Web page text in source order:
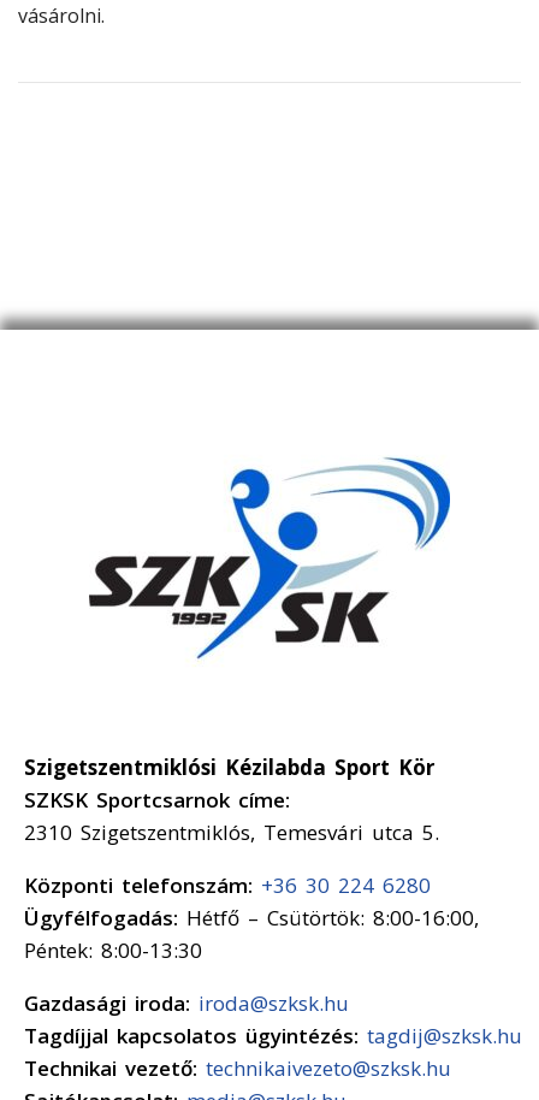
vásárolni.
Szigetszentmiklósi Kézilabda Sport Kör
SZKSK Sportcsarnok címe:
2310 Szigetszentmiklós, Temesvári utca 5.
Központi telefonszám: +36 30 224 6280
Ügyfélfogadás: Hétfő – Csütörtök: 8:00-16:00,
Péntek: 8:00-13:30
Gazdasági iroda: iroda@szksk.hu
Tagdíjjal kapcsolatos ügyintézés: tagdij@szksk.hu
Technikai vezető: technikaivezeto@szksk.hu